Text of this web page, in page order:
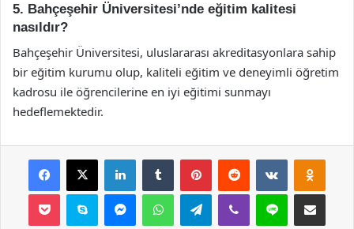
5. Bahçeşehir Üniversitesi’nde eğitim kalitesi
nasıldır?
Bahçeşehir Üniversitesi, uluslararası akreditasyonlara sahip
bir eğitim kurumu olup, kaliteli eğitim ve deneyimli öğretim
kadrosu ile öğrencilerine en iyi eğitimi sunmayı
hedeflemektedir.
Facebook
X LinkedInTumblr PinterestReddit VKontakte
Pocket Skype MessengerWhatsAppTelegramViber Line E-Posta ile